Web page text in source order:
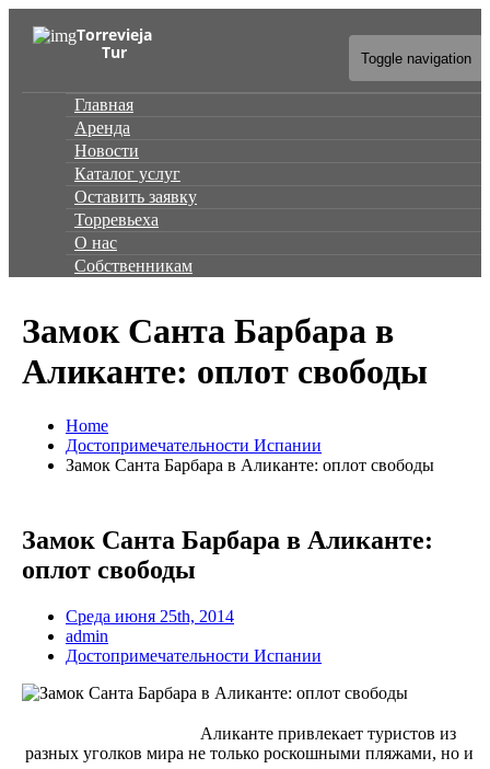
Toggle navigation
Torrevieja
Tur
Главная
Аренда
Новости
Каталог услуг
Оставить заявку
Торревьеха
О нас
Собственникам
Замок Санта Барбара в
Аликанте: оплот свободы
Home
Достопримечательности Испании
Замок Санта Барбара в Аликанте: оплот свободы
Замок Санта Барбара в Аликанте:
оплот свободы
Среда июня 25th, 2014
admin
Достопримечательности Испании
Аликанте привлекает туристов из
разных уголков мира не только роскошными пляжами, но и